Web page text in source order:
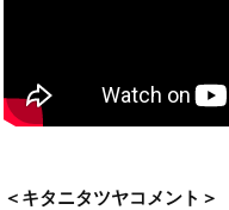
＜キタニタツヤコメント＞